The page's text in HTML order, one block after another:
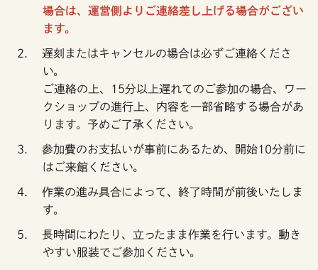
場合は、運営側よりご連絡差し上げる場合がござい
ます。
遅刻またはキャンセルの場合は必ずご連絡くださ
い。
ご連絡の上、15分以上遅れてのご参加の場合、ワー
クショップの進行上、内容を一部省略する場合があ
ります。予めご了承ください。
参加費のお支払いが事前にあるため、開始10分前に
はご来館ください。
作業の進み具合によって、終了時間が前後いたしま
す。
長時間にわたり、立ったまま作業を行います。動き
やすい服装でご参加ください。